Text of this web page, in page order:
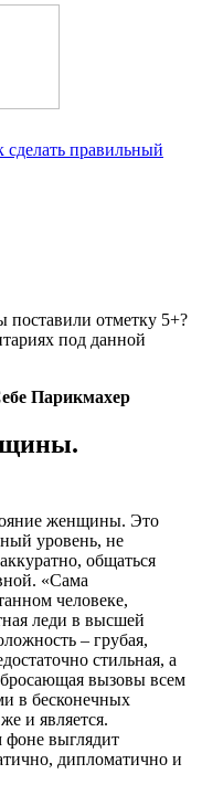
сделать правильный
поставили отметку 5+?
под данной
Парикмахер
женщины. Это
уровень, не
общаться
«Сама
человеке,
леди в высшей
– грубая,
стильная, а
вызовы всем
в бесконечных
и является.
фоне выглядит
дипломатично и